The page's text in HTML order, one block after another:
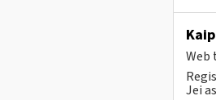
Web
Jei